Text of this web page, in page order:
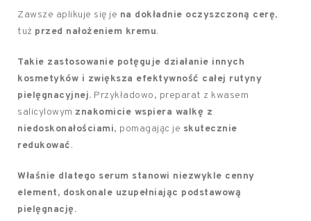
Zawsze aplikuje się je na dokładnie oczyszczoną cerę,
tuż przed nałożeniem kremu.
Takie zastosowanie potęguje działanie innych
kosmetyków i zwiększa efektywność całej rutyny
pielęgnacyjnej. Przykładowo, preparat z kwasem
salicylowym znakomicie wspiera walkę z
niedoskonałościami, pomagając je skutecznie
redukować.
Właśnie dlatego serum stanowi niezwykle cenny
element, doskonale uzupełniając podstawową
pielęgnację.